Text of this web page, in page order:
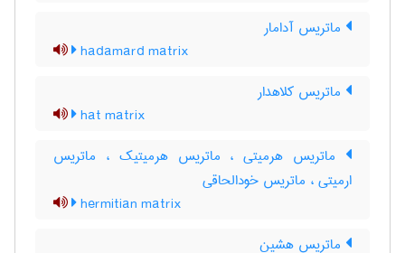
ماتریس آدامار
hadamard matrix
ماتریس کلاهدار
hat matrix
ماتریس هرمیتی ، ماتریس هرمیتیک ، ماتریس
ارمیتی ، ماتریس خودالحاقی
hermitian matrix
ماتریس هشین